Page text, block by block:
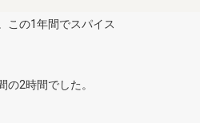
この1年間でスパイス
の2時間でした。